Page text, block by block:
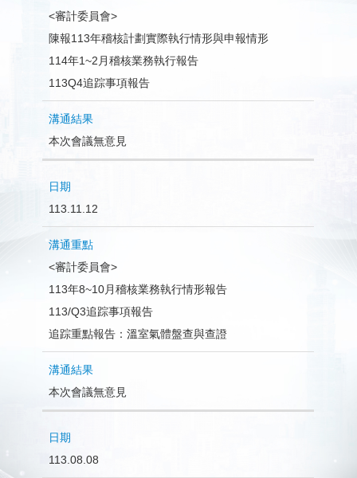
<審計委員會>
陳報113年稽核計劃實際執行情形與申報情形
114年1~2月稽核業務執行報告
113Q4追踪事項報告
本次會議無意見
113.11.12
<審計委員會>
113年8~10月稽核業務執行情形報告
113/Q3追踪事項報告
追踪重點報告：溫室氣體盤查與查證
本次會議無意見
113.08.08